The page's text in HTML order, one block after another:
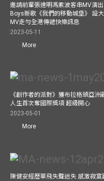
邀請前輩張達明馮素波客串MV演
Boys新歌《我們的移動城堡》 設
MV走勻全港傳遞快樂訊息
2023-05-11
More
《創作者的派對》獲布拉格頒亞洲
人生首次奪國際獎項 超級開心
2023-05-01
More
陳健安經歷單飛失聲迷失 感激寂